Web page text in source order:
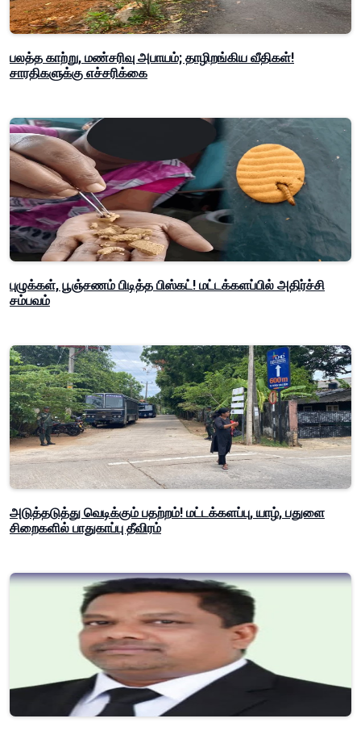
பலத்த காற்று, மண்சரிவு அபாயம்; தாழிறங்கிய வீதிகள்!
சாரதிகளுக்கு எச்சரிக்கை
புழுக்கள், பூஞ்சணம் பிடித்த பிஸ்கட்! மட்டக்களப்பில் அதிர்ச்சி
சம்பவம்
அடுத்தடுத்து வெடிக்கும் பதற்றம்! மட்டக்களப்பு, யாழ், பதுளை
சிறைகளில் பாதுகாப்பு தீவிரம்